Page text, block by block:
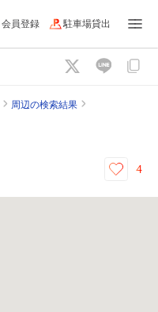
会員登録 駐車場貸出
周辺の検索結果
4